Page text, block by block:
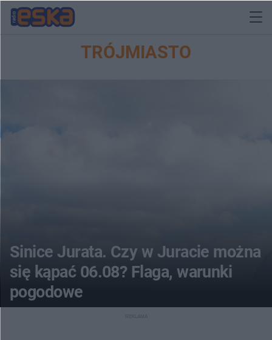
TRÓJMIASTO
Sinice Jurata. Czy w Juracie można
się kąpać 06.08? Flaga, warunki
pogodowe